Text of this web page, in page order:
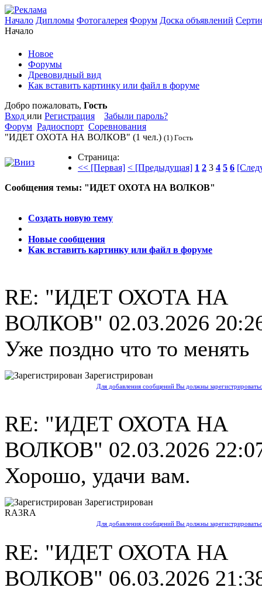
Начало Дипломы Фотогалерея Форум Доска объявлений
Начало
Новое
Форумы
Древовидный вид
Как вставить картинку или файл в форуме
Добро пожаловать, Гость
Вход или Регистрация
Забыли пароль?
Форум Радиоспорт Соревнования
"ИДЕТ ОХОТА НА ВОЛКОВ" (1 чел.) (1) Гость
Страница:
<< [Первая] < [Предыдущая] 1 2 3 4 5 6
Сообщения темы: "ИДЕТ ОХОТА НА ВОЛКОВ"
Создать новую тему
Новые сообщения
Как вставить картинку или файл в форуме
RE: "ИДЕТ ОХОТА НА
ВОЛКОВ" 02.03.2026
Уже поздно что то менять
Зарегистрирован
Для добавления сообщений Вы должны
RE: "ИДЕТ ОХОТА НА
ВОЛКОВ" 02.03.2026
Хорошо, удачи вам.
Зарегистрирован
RA3RA
Для добавления сообщений Вы должны
RE: "ИДЕТ ОХОТА НА
ВОЛКОВ" 06.03.2026